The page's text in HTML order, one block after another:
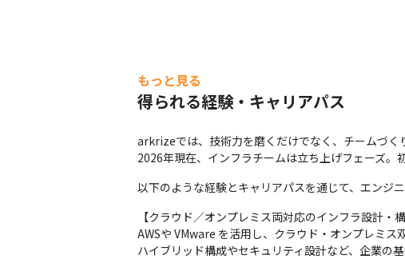
もっと見る
得られる経験・キャリアパス
arkrizeでは、技術力を磨くだけでなく、チームづく
2026年現在、インフラチームは立ち上げフェーズ。
以下のような経験とキャリアパスを通じて、エンジ
【クラウド／オンプレミス両対応のインフラ設計・構
AWSや VMware を活用し、クラウド・オンプレミス
ハイブリッド構成やセキュリティ設計など、企業の